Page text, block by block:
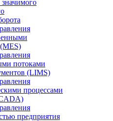
потоками
(LIMS)
процессами
предприятия